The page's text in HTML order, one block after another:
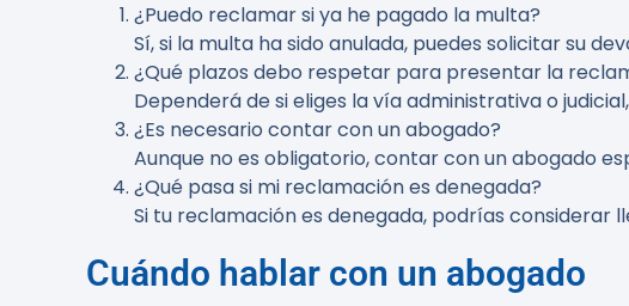
¿Puedo reclamar si ya he pagado la multa?
Sí, si la multa ha sido anulada, puedes solicitar su
¿Qué plazos debo respetar para presentar la
Dependerá de si eliges la vía administrativa o
¿Es necesario contar con un abogado?
Aunque no es obligatorio, contar con un abogado
¿Qué pasa si mi reclamación es denegada?
Si tu reclamación es denegada, podrías considerar
Cuándo hablar con un abogado